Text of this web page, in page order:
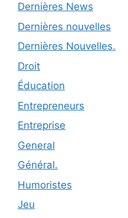
Dernières News
Dernières nouvelles
Dernières Nouvelles.
Droit
Éducation
Entrepreneurs
Entreprise
General
Général.
Humoristes
Jeu